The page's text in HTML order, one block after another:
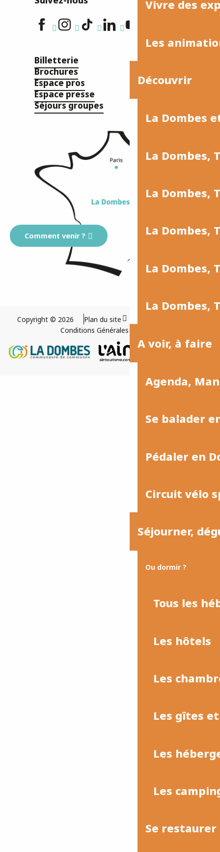
Vivre des
Les
Découvrir
La Dombes
La Dombes,
La Dombes,
La Dombes,
La Dombes,
La Dombes,
A voir, à faire
Agenda,
Se balader
Pédaler en
Circuit vélo
Séjourner,
Ou dormir ?
Tous les
Les hôtels
Les
Les gîtes
Les
Les
Se restaurer
Billetterie
Brochures
Espace pros
Espace presse
Séjours groupes
Comment venir ?
Copyright © 2026 Plan du site
Conditions Générales de Vente